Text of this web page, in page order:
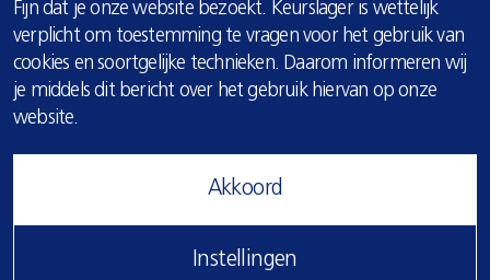
COOKIE
MELDING
Fijn dat je onze website bezoekt. Keurslager is wettelijk
verplicht om toestemming te vragen voor het gebruik van
cookies en soortgelijke technieken. Daarom informeren wij
je middels dit bericht over het gebruik hiervan op onze
website.
Instellingen
Akkoord
Rundvlees
Bereidingsadvies
Privacy & cookie verklaring
© 2026 Keurslager